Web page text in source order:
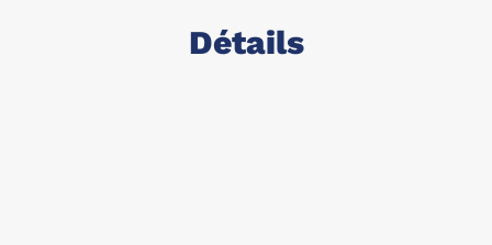
Détails